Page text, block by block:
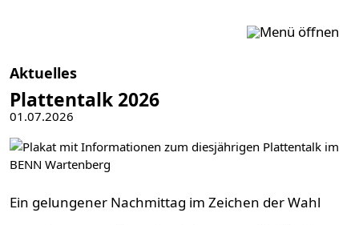
Aktuelles
Plattentalk 2026
01.07.2026
Ein gelungener Nachmittag im Zeichen der Wahl